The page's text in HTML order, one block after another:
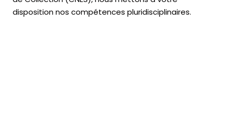
disposition nos compétences pluridisciplinaires.